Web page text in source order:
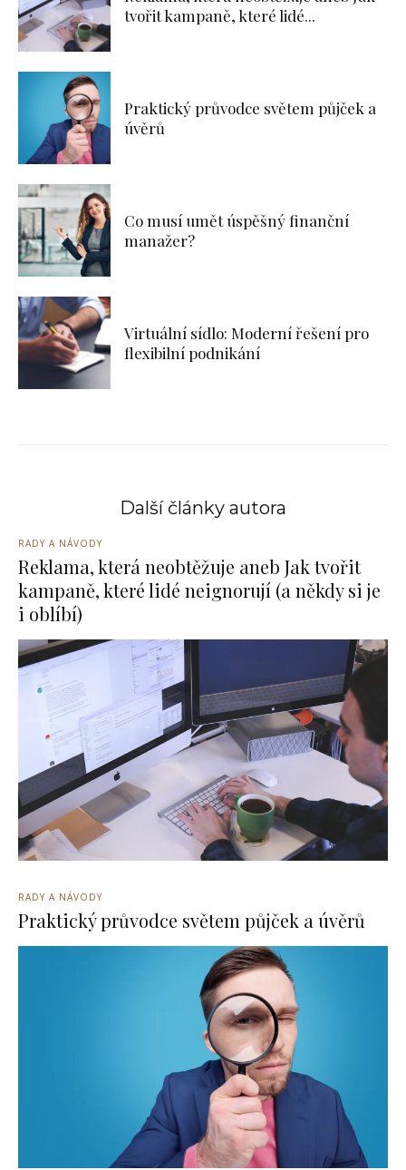
tvořit kampaně, které lidé...
Praktický průvodce světem půjček a
úvěrů
Co musí umět úspěšný finanční
manažer?
Virtuální sídlo: Moderní řešení pro
flexibilní podnikání
Další články autora
RADY A NÁVODY
Reklama, která neobtěžuje aneb Jak tvořit
kampaně, které lidé neignorují (a někdy si je
i oblíbí)
RADY A NÁVODY
Praktický průvodce světem půjček a úvěrů